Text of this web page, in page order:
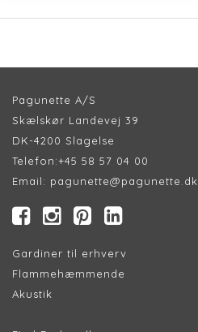
Pagunette A/S
Skælskør Landevej 39
DK-4200 Slagelse
Telefon:+45 58 57 04 00
Email: pagunette@pagunette.dk
Gardiner til erhverv
Flammehæmmende
Akustik